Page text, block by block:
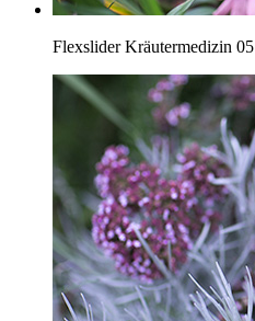
Flexslider Kräutermedizin 05